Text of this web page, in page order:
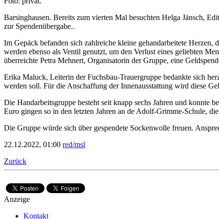
Barsinghausen. Bereits zum vierten Mal besuchten Helga Jänsch,
zur Spendenübergabe..
Im Gepäck befanden sich zahlreiche kleine gehandarbeitete
werden ebenso als Ventil genutzt, um den Verlust eines geliebten
überreichte Petra Mehnert, Organisatorin der Gruppe, eine
Erika Maluck, Leiterin der Fuchsbau-Trauergruppe bedankte sich
werden soll. Für die Anschaffung der Innenausstattung wird diese
Die Handarbeitsgruppe besteht seit knapp sechs Jahren und
Euro gingen so in den letzten Jahren an de Adolf-Grimme-Schule,
Die Gruppe würde sich über gespendete Sockenwolle freuen.
22.12.2022, 01:00 red/msl
Zurück
Anzeige
Kontakt